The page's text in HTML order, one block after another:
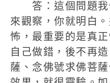
答：這個問題我
來觀察，你就明白
怖，最重要的是真
自己做錯，後不再
薩、念佛號求佛菩